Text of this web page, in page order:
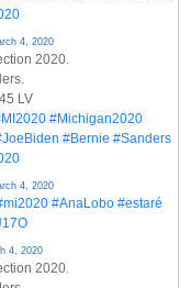
4, 2020
2020.
LV
#Michigan2020
#Bernie #Sanders
4, 2020
#AnaLobo #estaré
4, 2020
2020.